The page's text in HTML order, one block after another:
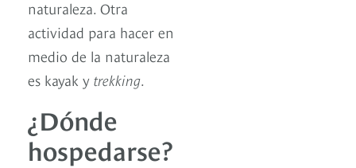
naturaleza. Otra
actividad para hacer en
medio de la naturaleza
es kayak y trekking.
¿Dónde
hospedarse?